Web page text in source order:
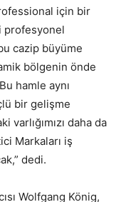
için bir
profesyonel
cazip büyüme
bölgenin önde
hamle aynı
bir gelişme
daha da
Markaları iş
dedi.
Wolfgang König,